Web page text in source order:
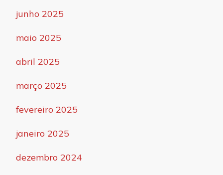
junho 2025
maio 2025
abril 2025
março 2025
fevereiro 2025
janeiro 2025
dezembro 2024